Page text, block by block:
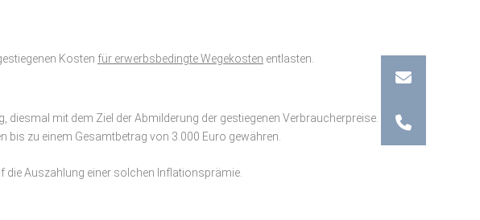
Kosten für erwerbsbedingte Wegekosten entlasten.
mit dem Ziel der Abmilderung der gestiegenen Verbraucherpreise.
zu einem Gesamtbetrag von 3.000 Euro gewähren.
die Auszahlung einer solchen Inflationsprämie.